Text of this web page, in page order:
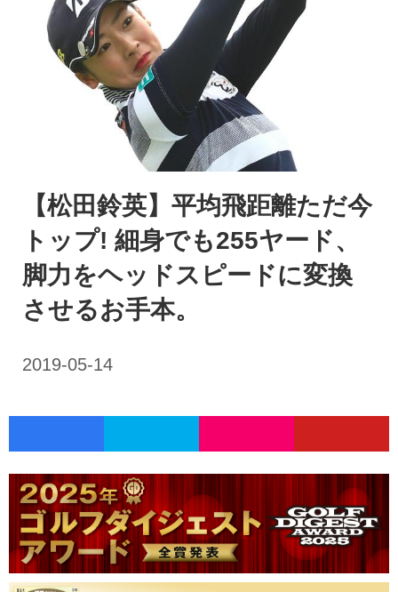
【松田鈴英】平均飛距離ただ今
トップ! 細身でも255ヤード、
脚力をヘッドスピードに変換
させるお手本。